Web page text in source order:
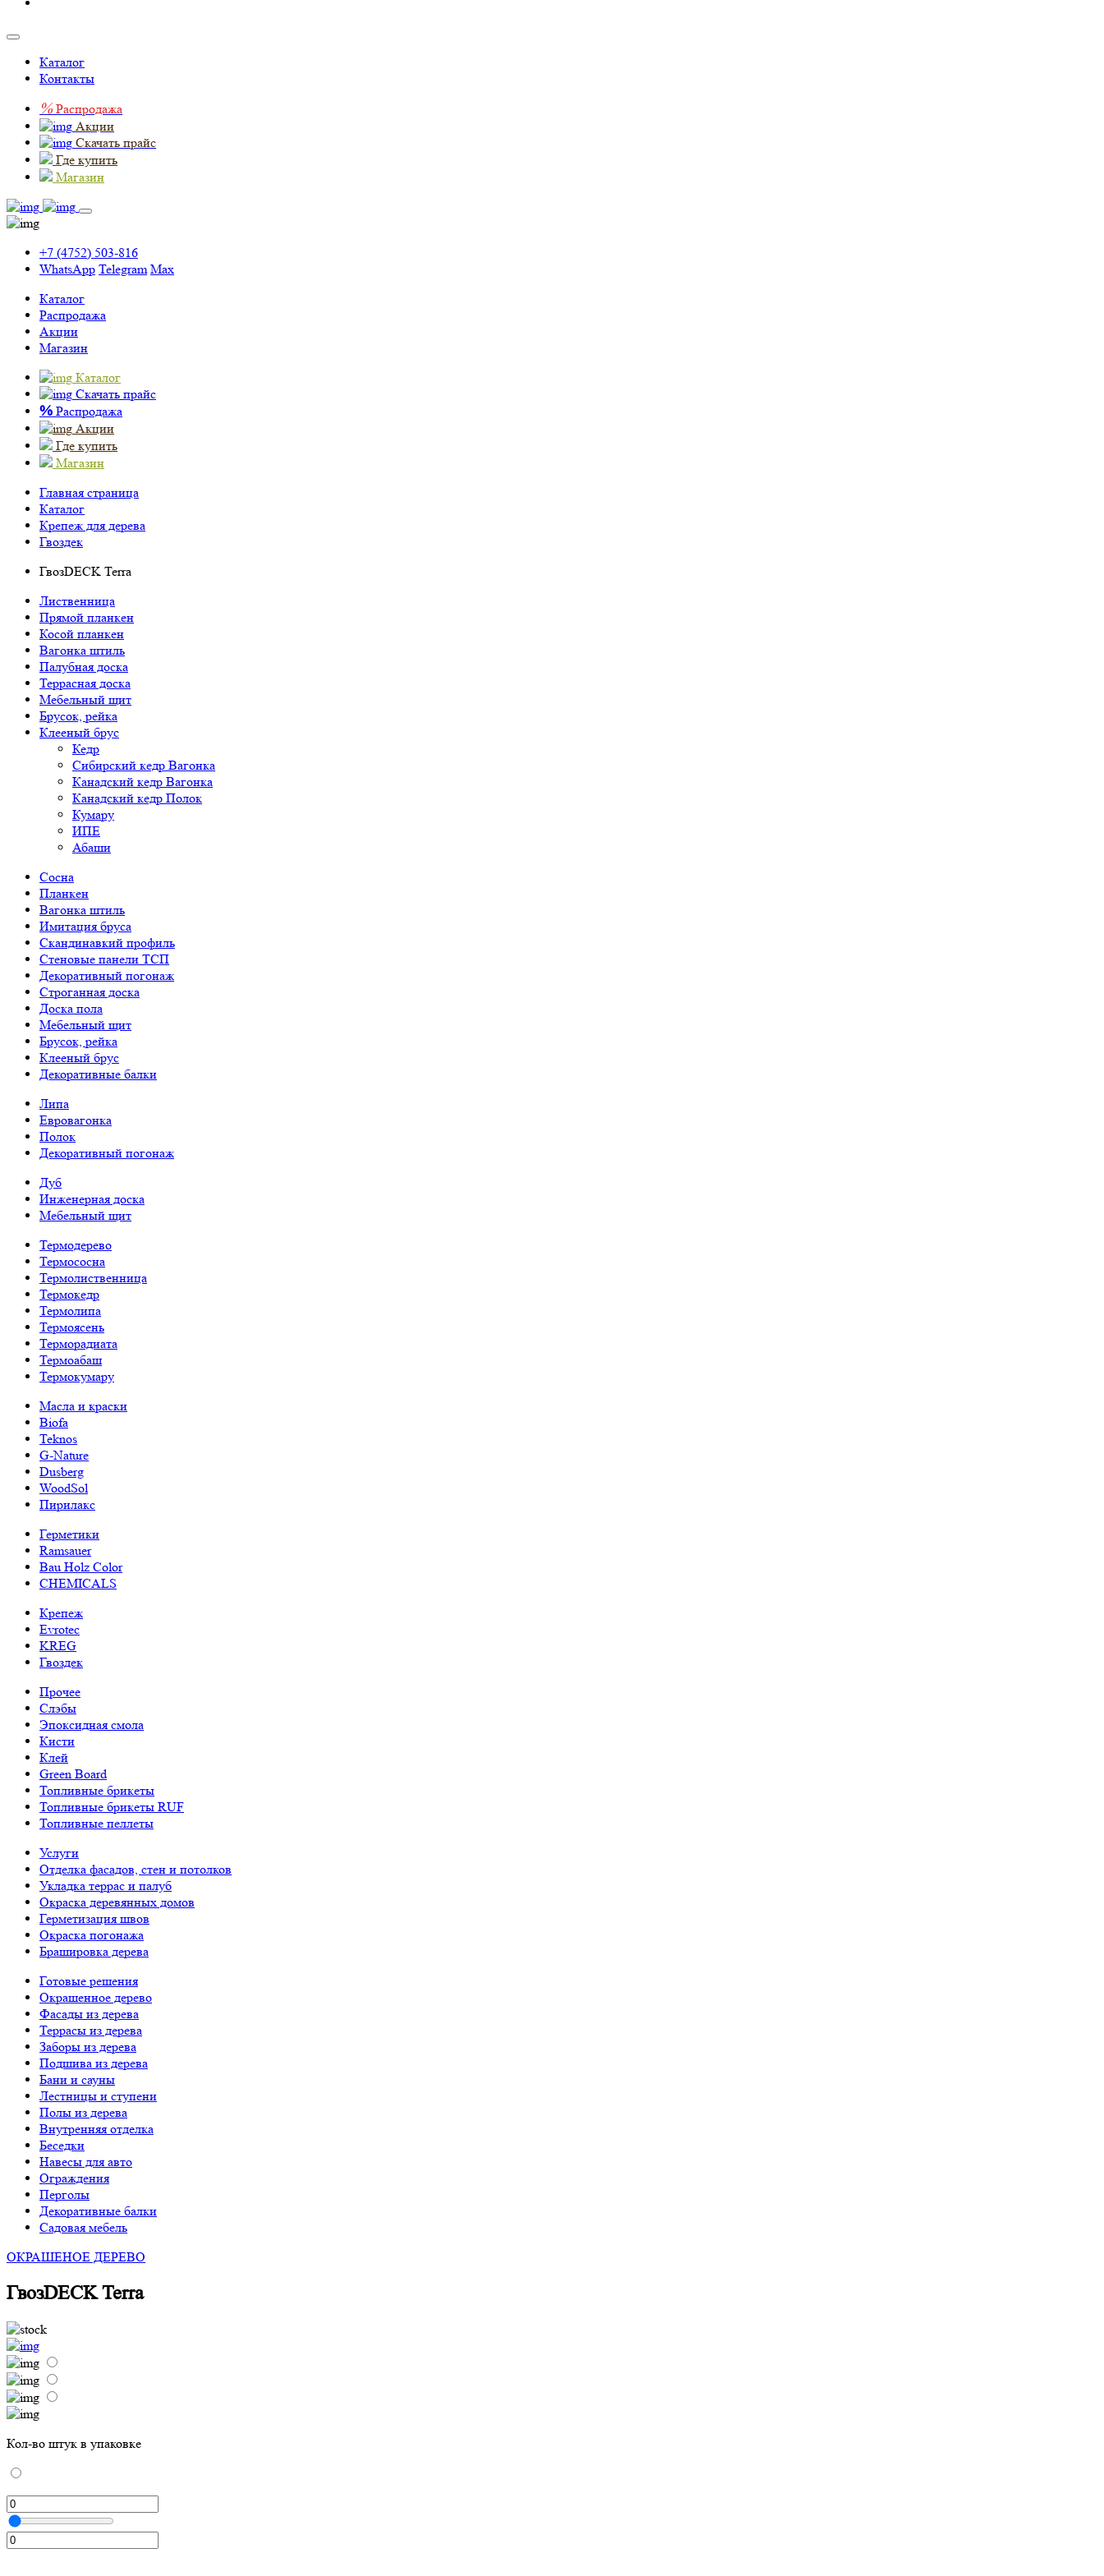
Каталог
Контакты
% Распродажа
Акции
Скачать прайс
Где купить
Магазин
+7 (4752) 503-816
WhatsApp Telegram Max
Каталог
Распродажа
Акции
Магазин
Каталог
Скачать прайс
% Распродажа
Акции
Где купить
Магазин
Главная страница
Каталог
Крепеж для дерева
Гвоздек
ГвозDECK Terra
Лиственница
Прямой планкен
Косой планкен
Вагонка штиль
Палубная доска
Террасная доска
Мебельный щит
Брусок, рейка
Клееный брус
Кедр
Сибирский кедр Вагонка
Канадский кедр Вагонка
Канадский кедр Полок
Кумару
ИПЕ
Абаши
Сосна
Планкен
Вагонка штиль
Имитация бруса
Скандинавкий профиль
Стеновые панели ТСП
Декоративный погонаж
Строганная доска
Доска пола
Мебельный щит
Брусок, рейка
Клееный брус
Декоративные балки
Липа
Евровагонка
Полок
Декоративный погонаж
Дуб
Инженерная доска
Мебельный щит
Термодерево
Термососна
Термолиственница
Термокедр
Термолипа
Термоясень
Терморадиата
Термоабаш
Термокумару
Масла и краски
Biofa
Teknos
G-Nature
Dusberg
WoodSol
Пирилакс
Герметики
Ramsauer
Bau Holz Color
CHEMICALS
Крепеж
Evrotec
KREG
Гвоздек
Прочее
Слэбы
Эпоксидная смола
Кисти
Клей
Green Board
Топливные брикеты
Топливные брикеты RUF
Топливные пеллеты
Услуги
Отделка фасадов, стен и потолков
Укладка террас и палуб
Окраска деревянных домов
Герметизация швов
Окраска погонажа
Брашировка дерева
Готовые решения
Окрашенное дерево
Фасады из дерева
Террасы из дерева
Заборы из дерева
Подшива из дерева
Бани и сауны
Лестницы и ступени
Полы из дерева
Внутренняя отделка
Беседки
Навесы для авто
Ограждения
Перголы
Декоративные балки
Садовая мебель
ОКРАШЕНОЕ ДЕРЕВО
ГвозDECK Terra
Кол-во штук в упаковке